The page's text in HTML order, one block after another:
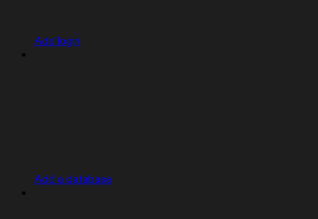
Add login
Add a database